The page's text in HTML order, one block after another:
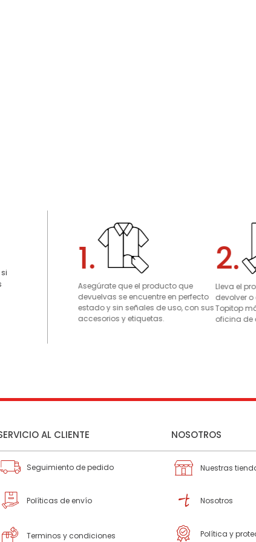
1.
Asegúrate que el producto que
devuelvas se encuentre en perfecto
estado y sin señales de uso, con sus
accesorios y etiquetas.
2.
Lleva el
devolver
Topitop
oficina de
AL CLIENTE
Seguimiento de pedido
Políticas de envío
Terminos y condiciones
NOSOTROS
Nuestras
Nosotros
Política y